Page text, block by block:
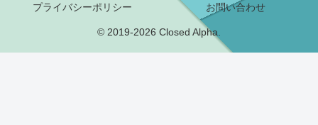
プライバシーポリシー お問い合わせ
© 2019-2026 Closed Alpha.